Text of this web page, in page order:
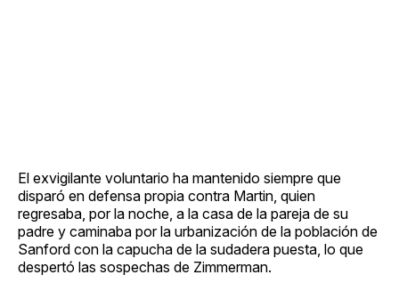
El exvigilante voluntario ha mantenido siempre que
disparó en defensa propia contra Martin, quien
regresaba, por la noche, a la casa de la pareja de su
padre y caminaba por la urbanización de la población de
Sanford con la capucha de la sudadera puesta, lo que
despertó las sospechas de Zimmerman.